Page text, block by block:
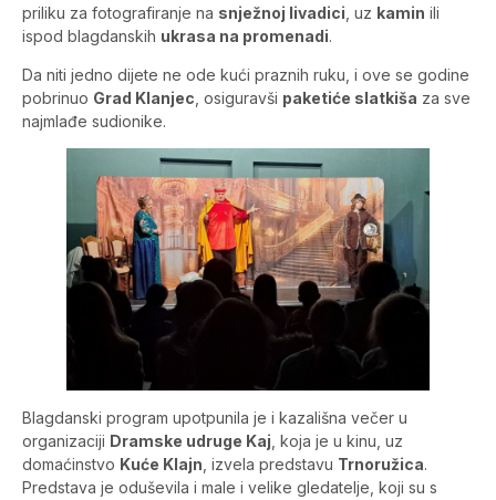
priliku za fotografiranje na snježnoj livadici , uz kamin ili
ispod blagdanskih ukrasa na promenadi.
Da niti jedno dijete ne ode kući praznih ruku, i ove se godine
pobrinuo Grad Klanjec , osiguravši paketiće slatkiša za sve
najmlađe sudionike.
Blagdanski program upotpunila je i kazališna večer u
organizaciji Dramske udruge Kaj , koja je u kinu, uz
domaćinstvo Kuće Klajn , izvela predstavu Trnoružica.
Predstava je oduševila i male i velike gledatelje, koji su s